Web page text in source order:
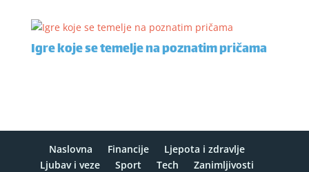
Igre koje se temelje na poznatim pričama
Naslovna Financije
Ljepota i zdravlje
Ljubav i veze
Sport Tech Zanimljivosti